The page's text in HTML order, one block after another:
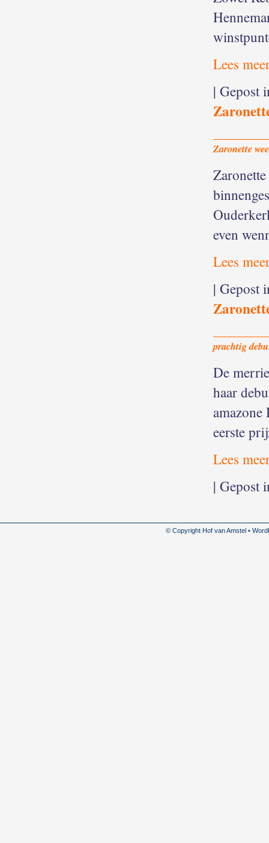
Lees
| Gepost
Zaronette
even
Lees
| Gepost
prachtig
De
haar
amazone
eerste
Lees
| Gepost
© Copyright Hof van Amstel •